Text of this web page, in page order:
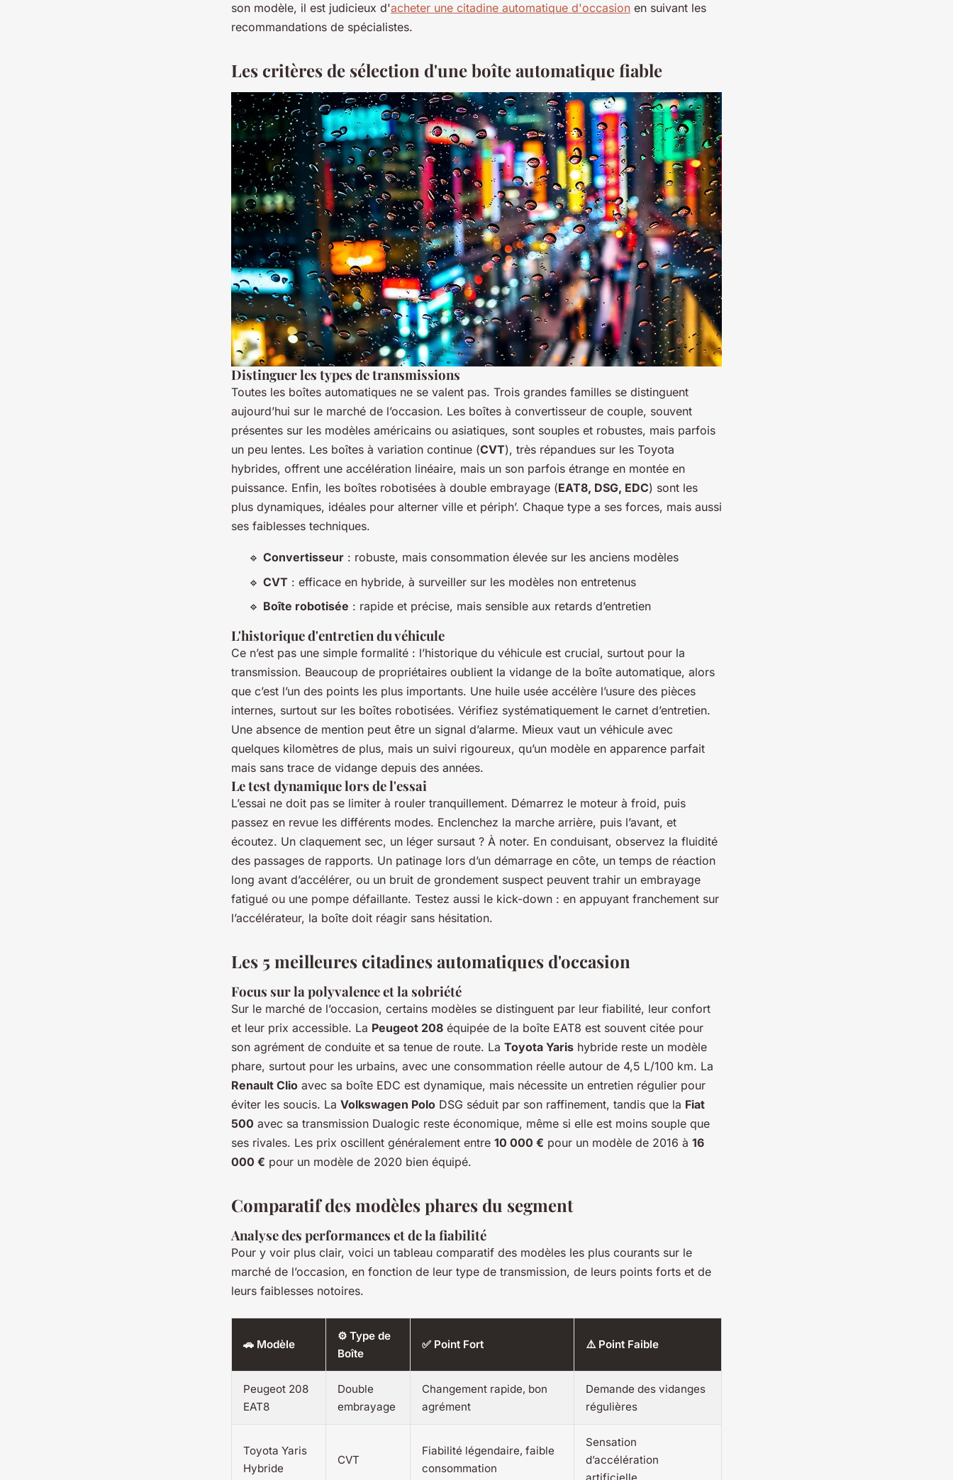
son modèle, il est judicieux d'acheter une citadine automatique d'occasion en suivant les
recommandations de spécialistes.
Les critères de sélection d'une boîte automatique fiable
Distinguer les types de transmissions
Toutes les boîtes automatiques ne se valent pas. Trois grandes familles se distinguent
aujourd’hui sur le marché de l’occasion. Les boîtes à convertisseur de couple, souvent
présentes sur les modèles américains ou asiatiques, sont souples et robustes, mais parfois
un peu lentes. Les boîtes à variation continue (CVT), très répandues sur les Toyota
hybrides, offrent une accélération linéaire, mais un son parfois étrange en montée en
puissance. Enfin, les boîtes robotisées à double embrayage (EAT8, DSG, EDC) sont les
plus dynamiques, idéales pour alterner ville et périph’. Chaque type a ses forces, mais aussi
ses faiblesses techniques.
🔹 Convertisseur : robuste, mais consommation élevée sur les anciens modèles
🔹 CVT : efficace en hybride, à surveiller sur les modèles non entretenus
🔹 Boîte robotisée : rapide et précise, mais sensible aux retards d’entretien
L'historique d'entretien du véhicule
Ce n’est pas une simple formalité : l’historique du véhicule est crucial, surtout pour la
transmission. Beaucoup de propriétaires oublient la vidange de la boîte automatique, alors
que c’est l’un des points les plus importants. Une huile usée accélère l’usure des pièces
internes, surtout sur les boîtes robotisées. Vérifiez systématiquement le carnet d’entretien.
Une absence de mention peut être un signal d’alarme. Mieux vaut un véhicule avec
quelques kilomètres de plus, mais un suivi rigoureux, qu’un modèle en apparence parfait
mais sans trace de vidange depuis des années.
Le test dynamique lors de l'essai
L’essai ne doit pas se limiter à rouler tranquillement. Démarrez le moteur à froid, puis
passez en revue les différents modes. Enclenchez la marche arrière, puis l’avant, et
écoutez. Un claquement sec, un léger sursaut ? À noter. En conduisant, observez la fluidité
des passages de rapports. Un patinage lors d’un démarrage en côte, un temps de réaction
long avant d’accélérer, ou un bruit de grondement suspect peuvent trahir un embrayage
fatigué ou une pompe défaillante. Testez aussi le kick-down : en appuyant franchement sur
l’accélérateur, la boîte doit réagir sans hésitation.
Les 5 meilleures citadines automatiques d'occasion
Focus sur la polyvalence et la sobriété
Sur le marché de l’occasion, certains modèles se distinguent par leur fiabilité, leur confort
et leur prix accessible. La Peugeot 208 équipée de la boîte EAT8 est souvent citée pour
son agrément de conduite et sa tenue de route. La Toyota Yaris hybride reste un modèle
phare, surtout pour les urbains, avec une consommation réelle autour de 4,5 L/100 km. La
Renault Clio avec sa boîte EDC est dynamique, mais nécessite un entretien régulier pour
éviter les soucis. La Volkswagen Polo DSG séduit par son raffinement, tandis que la Fiat
500 avec sa transmission Dualogic reste économique, même si elle est moins souple que
ses rivales. Les prix oscillent généralement entre 10 000 € pour un modèle de 2016 à 16
000 € pour un modèle de 2020 bien équipé.
Comparatif des modèles phares du segment
Analyse des performances et de la fiabilité
Pour y voir plus clair, voici un tableau comparatif des modèles les plus courants sur le
marché de l’occasion, en fonction de leur type de transmission, de leurs points forts et de
leurs faiblesses notoires.
🚗 Modèle
⚙️ Type de
Boîte
✅ Point Fort ⚠️ Point Faible
Peugeot 208
EAT8
Double
embrayage
Changement rapide, bon
agrément
Demande des vidanges
régulières
Toyota Yaris
Hybride
CVT
Fiabilité légendaire, faible
consommation
Sensation
d’accélération